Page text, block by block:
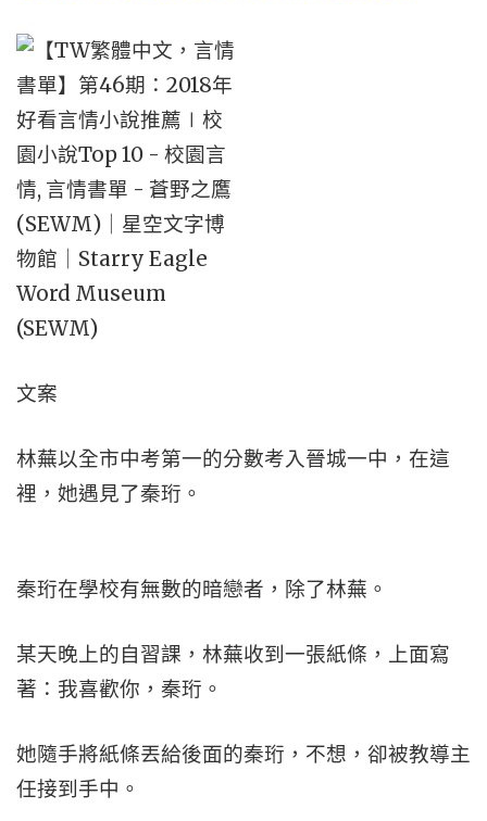
文案
林蕪以全市中考第一的分數考入晉城一中，在這
裡，她遇見了秦珩。
秦珩在學校有無數的暗戀者，除了林蕪。
某天晚上的自習課，林蕪收到一張紙條，上面寫
著：我喜歡你，秦珩。
她隨手將紙條丟給後面的秦珩，不想，卻被教導主
任接到手中。